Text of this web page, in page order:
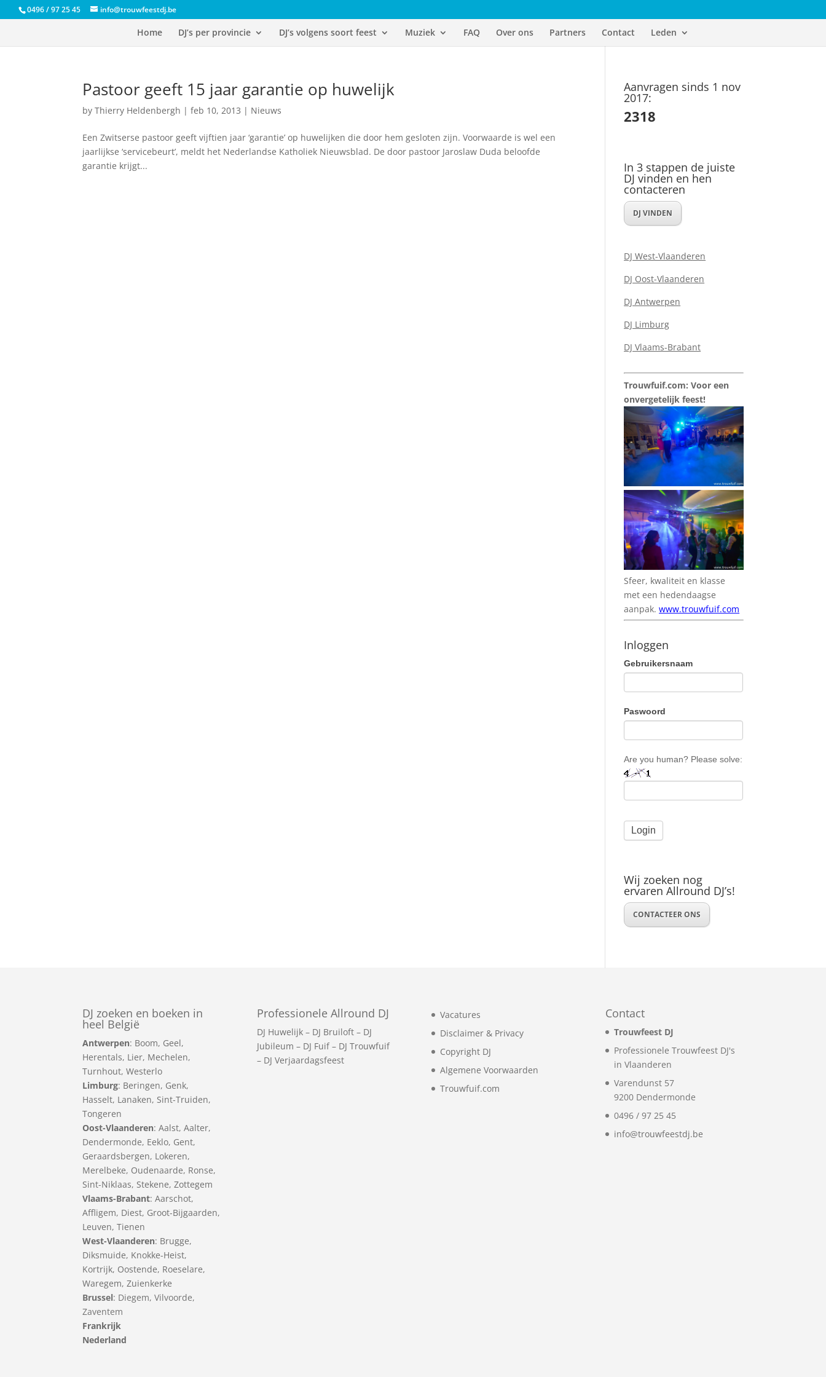
0496 / 97 25 45 info@trouwfeestdj.be
Home DJ’s per provincie DJ’s volgens soort feest Muziek FAQ Over ons Partners Contact Leden
Pastoor geeft 15 jaar garantie op huwelijk
byThierry Heldenbergh |feb 10, 2013 | Nieuws
Een Zwitserse pastoor geeft vijftien jaar ‘garantie’ op huwelijken die door hem gesloten zijn. Voorwaarde is wel een
jaarlijkse ‘servicebeurt’, meldt het Nederlandse Katholiek Nieuwsblad. De door pastoor Jaroslaw Duda beloofde
garantie krijgt...
Aanvragen sinds 1 nov
2017:
2318
In 3 stappen de juiste
DJ vinden en hen
contacteren
DJ VINDEN
DJ West-Vlaanderen
DJ Oost-Vlaanderen
DJ Antwerpen
DJ Limburg
DJ Vlaams-Brabant
Trouwfuif.com: Voor een
onvergetelijk feest!
Sfeer, kwaliteit en klasse
met een hedendaagse
aanpak.www.trouwfuif.com
Inloggen
Gebruikersnaam
Paswoord
Are you human? Please solve:
Wij zoeken nog
ervaren Allround DJ’s!
CONTACTEER ONS
DJ zoeken en boeken in
heel België
Antwerpen: Boom, Geel,
Herentals, Lier, Mechelen,
Turnhout,Westerlo
Limburg: Beringen, Genk,
Hasselt, Lanaken, Sint-Truiden,
Tongeren
Oost-Vlaanderen:Aalst,Aalter,
Dendermonde, Eeklo, Gent,
Geraardsbergen, Lokeren,
Merelbeke, Oudenaarde, Ronse,
Sint-Niklaas, Stekene,Zottegem
Vlaams-Brabant:Aarschot,
Affligem, Diest, Groot-Bijgaarden,
Leuven,Tienen
West-Vlaanderen: Brugge,
Diksmuide, Knokke-Heist,
Kortrijk, Oostende, Roeselare,
Waregem,Zuienkerke
Brussel: Diegem, Vilvoorde,
Zaventem
Frankrijk
Nederland
Professionele Allround DJ
DJ Huwelijk– DJ Bruiloft– DJ
Jubileum – DJ Fuif– DJ Trouwfuif
– DJ Verjaardagsfeest
Vacatures
Disclaimer & Privacy
Copyright DJ
Algemene Voorwaarden
Trouwfuif.com
Contact
Trouwfeest DJ
Professionele Trouwfeest DJ's
in Vlaanderen
Varendunst 57
9200 Dendermonde
0496 / 97 25 45
info@trouwfeestdj.be